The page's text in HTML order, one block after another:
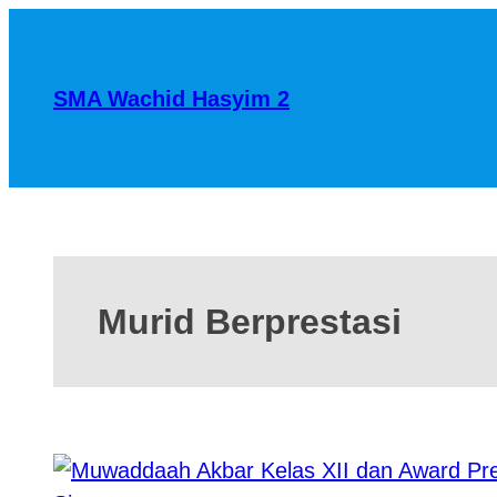
SMA Wachid Hasyim 2
Murid Berprestasi